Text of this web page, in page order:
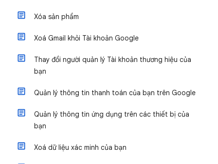
Xóa sản phẩm
Xoá Gmail khỏi Tài khoản Google
Thay đổi người quản lý Tài khoản thương hiệu của
bạn
Quản lý thông tin thanh toán của bạn trên Google
Quản lý thông tin ứng dụng trên các thiết bị của
bạn
Xoá dữ liệu xác minh của bạn